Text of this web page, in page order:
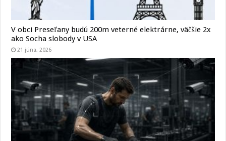
V obci Preseľany budú 200m veterné elektrárne, väčšie 2x
ako Socha slobody v USA
21 júna, 2026